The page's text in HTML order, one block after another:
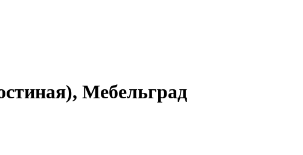
Мебельград